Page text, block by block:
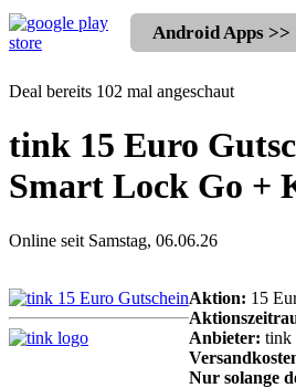
Android Apps >>
Deal bereits 102 mal angeschaut
tink 15 Euro
Smart Lock Go +
Online seit Samstag, 06.06.26
Aktion: 15
Anbieter: tink
Nur solange